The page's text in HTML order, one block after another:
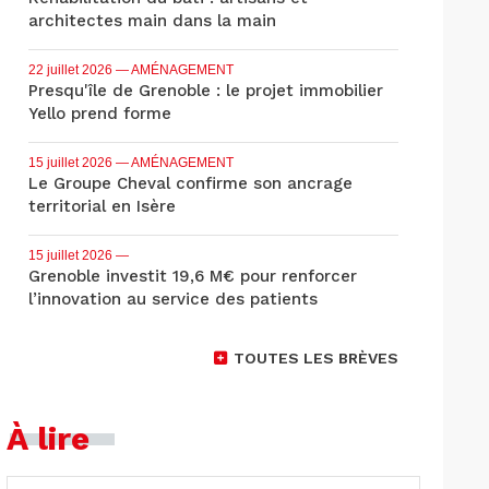
architectes main dans la main
22 juillet 2026 — AMÉNAGEMENT
Presqu'île de Grenoble : le projet immobilier
Yello prend forme
15 juillet 2026 — AMÉNAGEMENT
Le Groupe Cheval confirme son ancrage
territorial en Isère
15 juillet 2026 —
Grenoble investit 19,6 M€ pour renforcer
l’innovation au service des patients
TOUTES LES BRÈVES
À lire